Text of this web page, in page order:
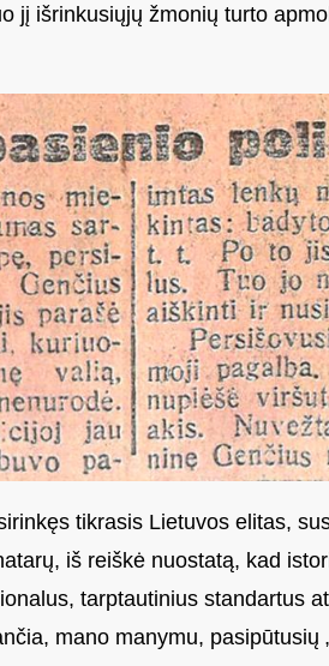
jį išrinkusiųjų žmonių turto
tikrasis Lietuvos elitas,
iš reiškė nuostatą, kad
tarptautinius standartus
mano manymu, pasipūtusių